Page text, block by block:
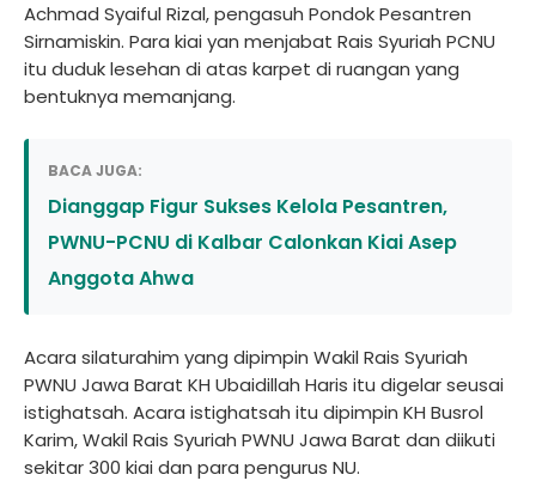
Achmad Syaiful Rizal, pengasuh Pondok Pesantren
Sirnamiskin. Para kiai yan menjabat Rais Syuriah PCNU
itu duduk lesehan di atas karpet di ruangan yang
bentuknya memanjang.
BACA JUGA:
Dianggap Figur Sukses Kelola Pesantren,
PWNU-PCNU di Kalbar Calonkan Kiai Asep
Anggota Ahwa
Acara silaturahim yang dipimpin Wakil Rais Syuriah
PWNU Jawa Barat KH Ubaidillah Haris itu digelar seusai
istighatsah. Acara istighatsah itu dipimpin KH Busrol
Karim, Wakil Rais Syuriah PWNU Jawa Barat dan diikuti
sekitar 300 kiai dan para pengurus NU.